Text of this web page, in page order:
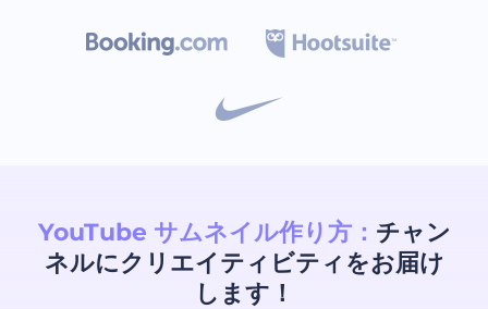
YouTube サムネイル作り方： チャン
ネルにクリエイティビティをお届け
します！